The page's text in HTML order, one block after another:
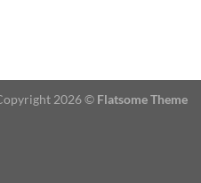
2026 © Flatsome Theme